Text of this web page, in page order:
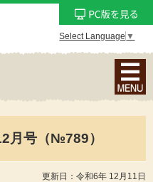
Select Language ▼
ナ
ビ
ン
月号（№789）
更新日：令和6年 12月11日